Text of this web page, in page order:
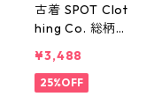
古着 SPOT Clot
hing Co. 総柄
ハシャツ ハワ
イアンシャツ
¥3,488
25%OFF